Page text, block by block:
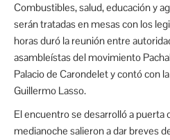
Combustibles, salud, educación y
serán tratadas en mesas con los
horas duró la reunión entre
asambleístas del movimiento
Palacio de Carondelet y contó con
Guillermo Lasso.
El encuentro se desarrolló a puerta
medianoche salieron a dar breves